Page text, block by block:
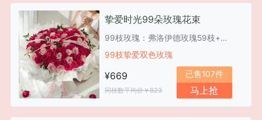
挚爱时光99朵玫瑰花束
99枝玫瑰：弗洛伊德玫瑰59枝+粉色荔枝玫瑰40枝，搭配苏菲宝贝多头玫瑰4枝
99枝挚爱双色玫瑰
¥669
同枝数平均价￥823
已售107件
马上抢